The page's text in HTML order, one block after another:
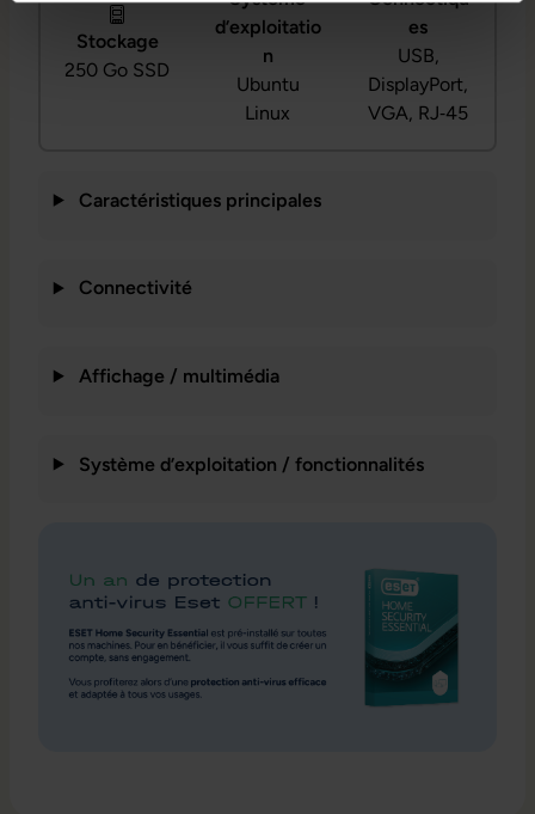
Stockage
250 Go SSD
d’exploitatio
n
Ubuntu
Linux
es
USB,
DisplayPort,
VGA, RJ‑45
Caractéristiques principales
Connectivité
Affichage / multimédia
Système d’exploitation / fonctionnalités